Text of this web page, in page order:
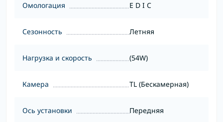
Омологация E D I C
Сезонность Летняя
Нагрузка и скорость (54W)
Камера TL (Бескамерная)
Ось установки Передняя